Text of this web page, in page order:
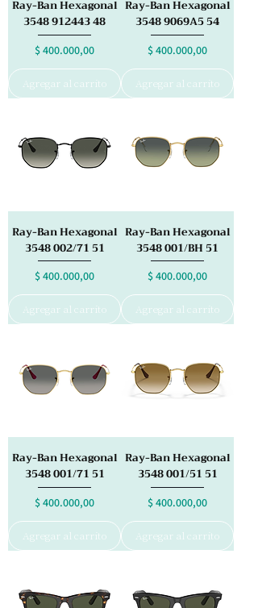
Ray-Ban Hexagonal
3548 912443 48
Precio
$ 400.000,00
Agregar al carrito
Ray-Ban Hexagonal
3548 9069A5 54
Precio
$ 400.000,00
Agregar al carrito
Ray-Ban Hexagonal
3548 002/71 51
Precio
$ 400.000,00
Agregar al carrito
Ray-Ban Hexagonal
3548 001/BH 51
Precio
$ 400.000,00
Agregar al carrito
Ray-Ban Hexagonal
3548 001/71 51
Precio
$ 400.000,00
Agregar al carrito
Ray-Ban Hexagonal
3548 001/51 51
Precio
$ 400.000,00
Agregar al carrito